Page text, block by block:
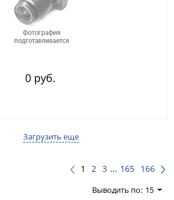
0 руб.
Загрузить еще
1 2 3 ... 165 166
Выводить по: 15